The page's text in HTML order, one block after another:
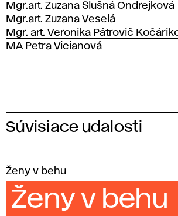
Mgr.art. Zuzana Slušná Ondrejková
Mgr.art. Zuzana Veselá
Mgr. art. Veronika Pátrovič
MA Petra Vicianová
Súvisiace udalosti
Ženy v behu
Ženy v behu